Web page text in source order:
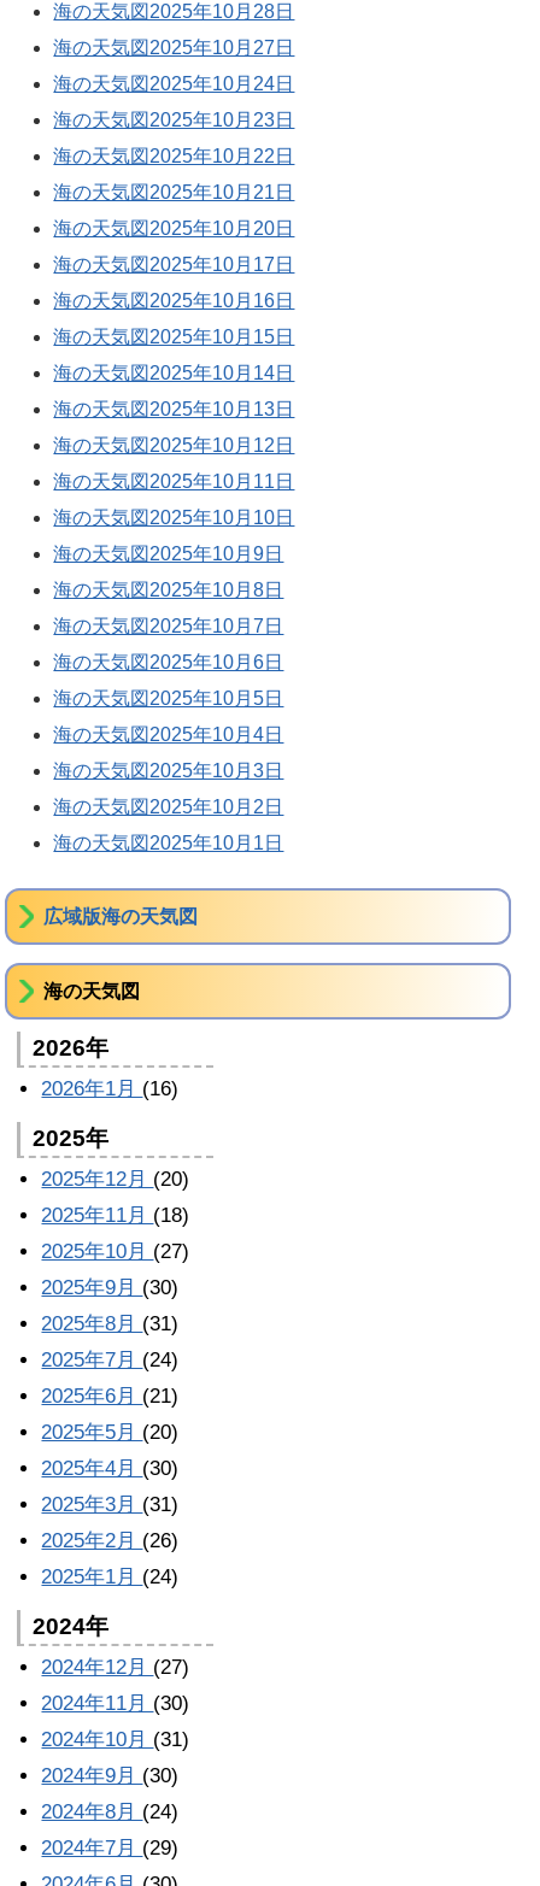
海の天気図2025年10月28日
海の天気図2025年10月27日
海の天気図2025年10月24日
海の天気図2025年10月23日
海の天気図2025年10月22日
海の天気図2025年10月21日
海の天気図2025年10月20日
海の天気図2025年10月17日
海の天気図2025年10月16日
海の天気図2025年10月15日
海の天気図2025年10月14日
海の天気図2025年10月13日
海の天気図2025年10月12日
海の天気図2025年10月11日
海の天気図2025年10月10日
海の天気図2025年10月9日
海の天気図2025年10月8日
海の天気図2025年10月7日
海の天気図2025年10月6日
海の天気図2025年10月5日
海の天気図2025年10月4日
海の天気図2025年10月3日
海の天気図2025年10月2日
海の天気図2025年10月1日
広域版海の天気図
海の天気図
2026年
2026年1月 (16)
2025年
2025年12月 (20)
2025年11月 (18)
2025年10月 (27)
2025年9月 (30)
2025年8月 (31)
2025年7月 (24)
2025年6月 (21)
2025年5月 (20)
2025年4月 (30)
2025年3月 (31)
2025年2月 (26)
2025年1月 (24)
2024年
2024年12月 (27)
2024年11月 (30)
2024年10月 (31)
2024年9月 (30)
2024年8月 (24)
2024年7月 (29)